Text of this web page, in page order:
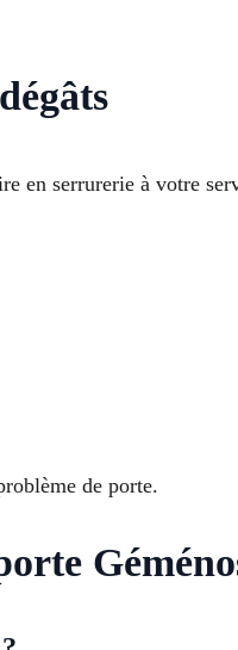
en serrurerie à votre
de porte.